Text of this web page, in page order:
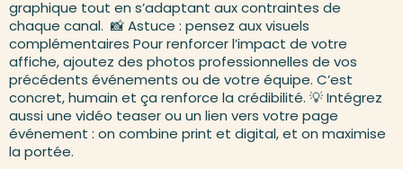
graphique tout en s’adaptant aux contraintes de
chaque canal. 📸 Astuce : pensez aux visuels
complémentaires Pour renforcer l’impact de votre
affiche, ajoutez des photos professionnelles de vos
précédents événements ou de votre équipe. C’est
concret, humain et ça renforce la crédibilité. 💡 Intégrez
aussi une vidéo teaser ou un lien vers votre page
événement : on combine print et digital, et on maximise
la portée.